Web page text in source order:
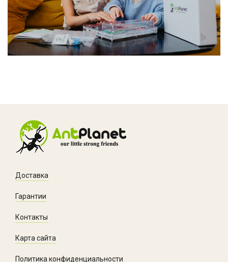
Доставка
Гарантии
Контакты
Карта сайта
Политика конфиденциальности